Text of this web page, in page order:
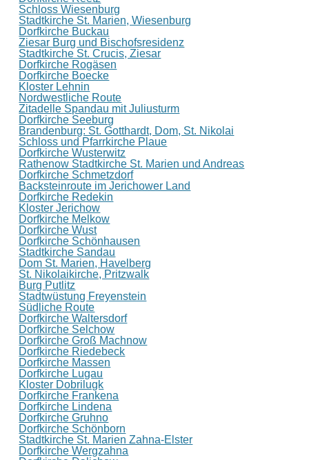
Schloss Wiesenburg
Stadtkirche St. Marien, Wiesenburg
Dorfkirche Buckau
Ziesar Burg und Bischofsresidenz
Stadtkirche St. Crucis, Ziesar
Dorfkirche Rogäsen
Dorfkirche Boecke
Kloster Lehnin
Nordwestliche Route
Zitadelle Spandau mit Juliusturm
Dorfkirche Seeburg
Brandenburg: St. Gotthardt, Dom, St. Nikolai
Schloss und Pfarrkirche Plaue
Dorfkirche Wusterwitz
Rathenow Stadtkirche St. Marien und Andreas
Dorfkirche Schmetzdorf
Backsteinroute im Jerichower Land
Dorfkirche Redekin
Kloster Jerichow
Dorfkirche Melkow
Dorfkirche Wust
Dorfkirche Schönhausen
Stadtkirche Sandau
Dom St. Marien, Havelberg
St. Nikolaikirche, Pritzwalk
Burg Putlitz
Stadtwüstung Freyenstein
Südliche Route
Dorfkirche Waltersdorf
Dorfkirche Selchow
Dorfkirche Groß Machnow
Dorfkirche Riedebeck
Dorfkirche Massen
Dorfkirche Lugau
Kloster Dobrilugk
Dorfkirche Frankena
Dorfkirche Lindena
Dorfkirche Gruhno
Dorfkirche Schönborn
Stadtkirche St. Marien Zahna-Elster
Dorfkirche Wergzahna